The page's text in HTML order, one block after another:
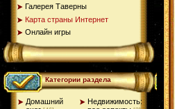
Галерея Таверны
Карта страны Интернет
Онлайн игры
Категории раздела
Домашний
Недвижимость: